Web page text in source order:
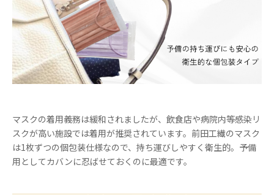
マスクの着用義務は緩和されましたが、飲食店や病院内等感染リ
スクが高い施設では着用が推奨されています。前田工繊のマスク
は1枚ずつの個包装仕様なので、持ち運びしやすく衛生的。予備
用としてカバンに忍ばせておくのに最適です。